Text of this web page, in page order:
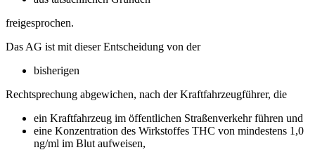
freigesprochen.
Das AG ist mit dieser Entscheidung von der
bisherigen
Rechtsprechung abgewichen, nach der Kraftfahrzeugführer, die
ein Kraftfahrzeug im öffentlichen Straßenverkehr führen und
eine Konzentration des Wirkstoffes THC von mindestens 1,0
ng/ml im Blut aufweisen,